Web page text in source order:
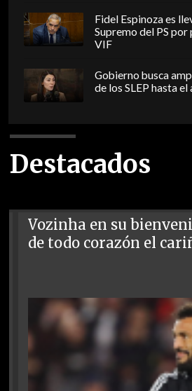
Fidel Espinoza es
Supremo del PS
VIF
Gobierno busca
de los SLEP hasta
Destacados
Vozinha en su
de todo corazón el